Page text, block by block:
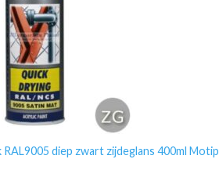
RAL9005 diep zwart zijdeglans 400ml Motip